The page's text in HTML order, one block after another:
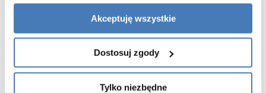
Akceptuję wszystkie
Dostosuj zgody
Tylko niezbędne
podtynkowy
Materiał wykonania:Mosiądz
Bateria:Mieszacz